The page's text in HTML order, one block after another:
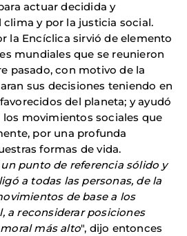
actuar decidida y
y por la justicia social.
la Encíclica sirvió de elemento
mundiales que se reunieron
pasado, con motivo de la
sus decisiones teniendo en
del planeta; y ayudó
los movimientos sociales que
por una profunda
formas de vida.
punto de referencia sólido y
a todas las personas, de la
de base a los
a reconsiderar posiciones
más alto", dijo entonces